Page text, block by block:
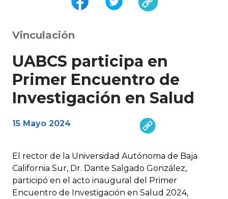
Vinculación
UABCS participa en
Primer Encuentro de
Investigación en Salud
15 Mayo 2024
El rector de la Universidad Autónoma de Baja
California Sur, Dr. Dante Salgado González,
participó en el acto inaugural del Primer
Encuentro de Investigación en Salud 2024,